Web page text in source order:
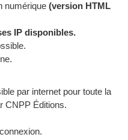
numérique (version HTML
IP disponibles.
par internet pour toute la
CNPP Éditions.